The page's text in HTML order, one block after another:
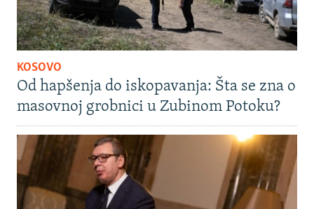
KOSOVO
Od hapšenja do iskopavanja: Šta se zna o
masovnoj grobnici u Zubinom Potoku?